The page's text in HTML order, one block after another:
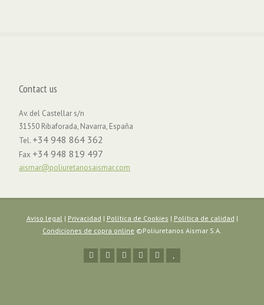
Contact us
Av. del Castellar s/n
31550 Ribaforada, Navarra, España
Tel. +34 948 864 362
Fax +34 948 819 497
aismar@poliuretanosaismar.com
Aviso legal| Privacidad | Política de Cookies | Política de calidad |
Condiciones de copra online ©Poliuretanos Aismar S.A.